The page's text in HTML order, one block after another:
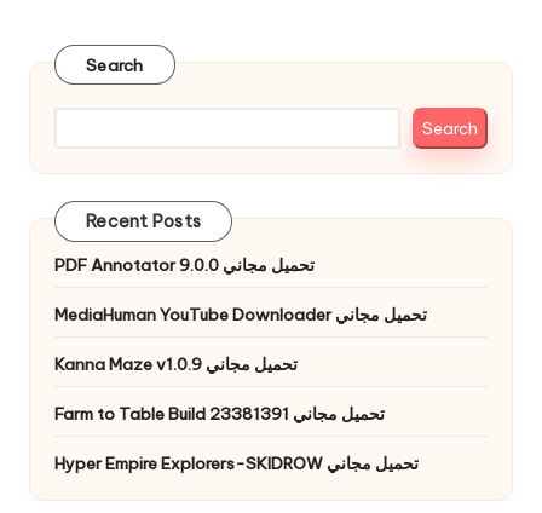
Search
Search
Recent Posts
PDF Annotator 9.0.0 تحميل مجاني
MediaHuman YouTube Downloader تحميل مجاني
Kanna Maze v1.0.9 تحميل مجاني
Farm to Table Build 23381391 تحميل مجاني
Hyper Empire Explorers-SKIDROW تحميل مجاني